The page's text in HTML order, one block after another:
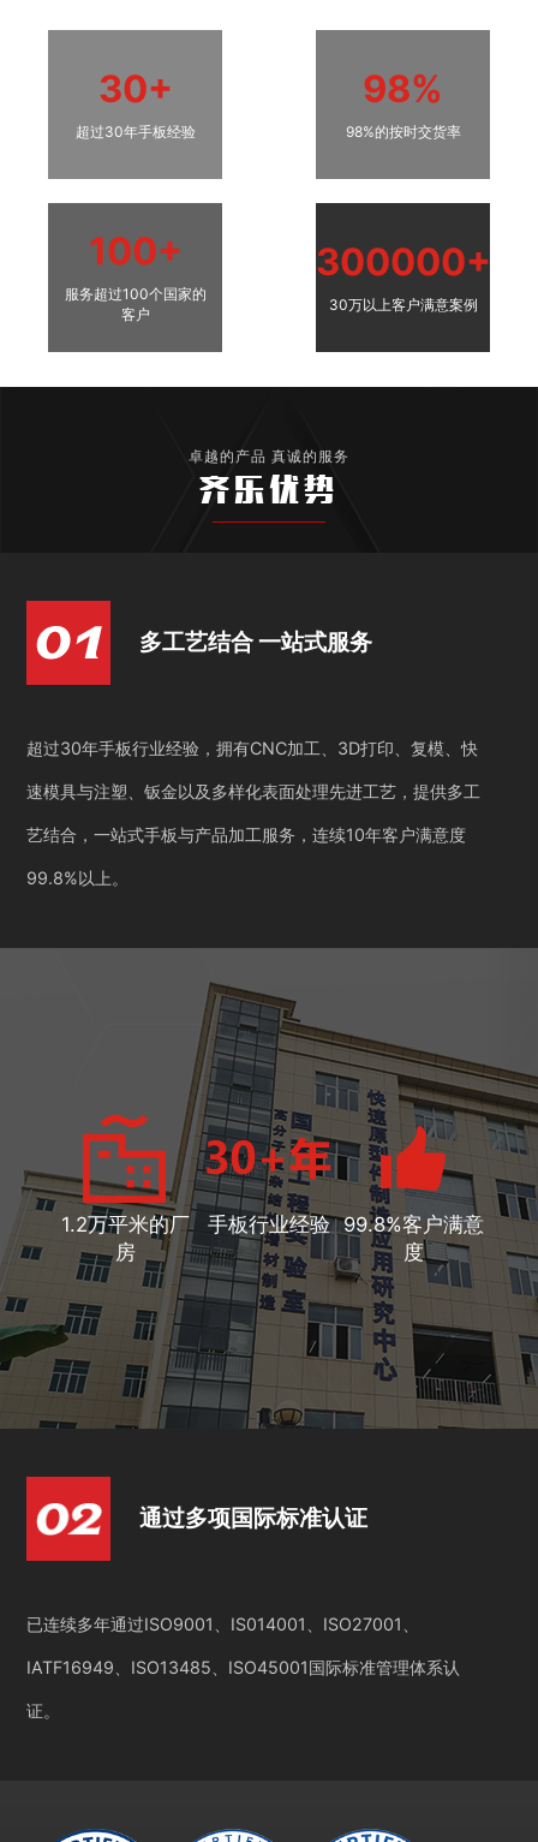
30+
超过30年手板经验
98%
98%的按时交货率
100+
服务超过100个国家的
客户
300000+
30万以上客户满意案例
卓越的产品 真诚的服务
齐乐优势
多工艺结合 一站式服务
超过30年手板行业经验，拥有CNC加工、3D打印、复模、快
速模具与注塑、钣金以及多样化表面处理先进工艺，提供多工
艺结合，一站式手板与产品加工服务，连续10年客户满意度
99.8%以上。
1.2万平米的厂
房
手板行业经验 99.8%客户满意
度
通过多项国际标准认证
已连续多年通过ISO9001、IS014001、ISO27001、
IATF16949、ISO13485、ISO45001国际标准管理体系认
证。